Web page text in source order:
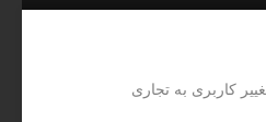
کاربری به تجاری
کاسپیلند